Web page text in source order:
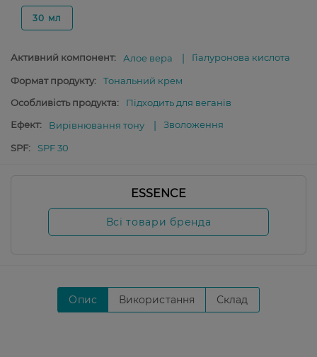
30 мл
Активний компонент: Алое вера Гіалуронова кислота
Формат продукту:
Тональний крем
Особливість продукта:
Підходить для веганів
Ефект:
Вирівнювання тону Зволоження
SPF: SPF 30
ESSENCE
Всі товари бренда
Опис Використання Склад